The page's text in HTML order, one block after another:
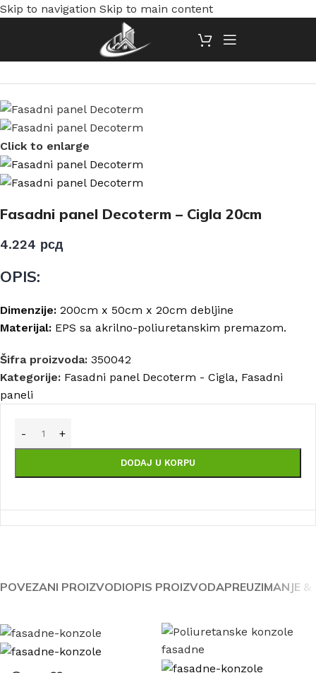
Skip to navigation Skip to main content
Fasadni paneli/Fasadni panel Decoterm - Cigla
Click to enlarge
Fasadni panel Decoterm – Cigla 20cm
4.224 рсд
OPIS:
Dimenzije: 200cm x 50cm x 20cm debljine
Materijal: EPS sa akrilno-poliuretanskim premazom.
Šifra proizvoda: 350042
Kategorije: Fasadni panel Decoterm - Cigla, Fasadni
paneli
DODAJ U KORPU
POVEZANI PROIZVODIOPIS PROIZVODAPREUZIMANJE